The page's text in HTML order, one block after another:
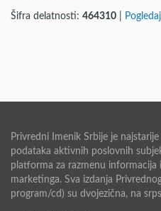
Šifra delatnosti: 464310
Privredni Imenik Srbije je
podataka aktivnih poslovnih
platforma za razmenu informacija
marketinga. Sva izdanja
program/cd) su dvojezična, na